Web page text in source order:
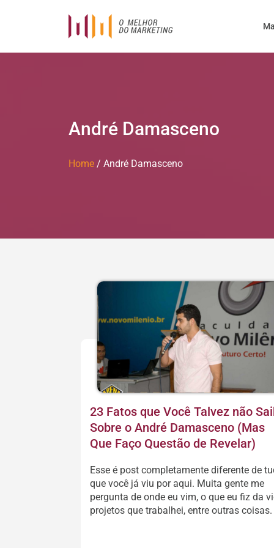
André Damasceno
Home / André Damasceno
23 Fatos que Você Talvez não
Sobre o André Damasceno (Mas
Que Faço Questão de Revelar)
Esse é post completamente diferente de
que você já viu por aqui. Muita gente me
pergunta de onde eu vim, o que eu fiz da
projetos que trabalhei, entre outras coisas.